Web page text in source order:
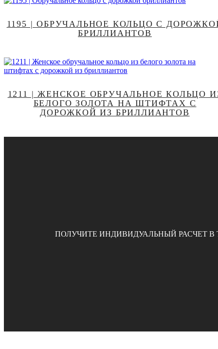
1195 | ОБРУЧАЛЬНОЕ КОЛЬЦО С
БРИЛЛИАНТОВ
1211 | ЖЕНСКОЕ ОБРУЧАЛЬНОЕ КОЛЬЦО
БЕЛОГО ЗОЛОТА НА ШТИФТАХ С
ДОРОЖКОЙ ИЗ БРИЛЛИАНТОВ
ПОЛУЧИТЕ ИНДИВИДУАЛЬНЫЙ РАСЧЕТ В